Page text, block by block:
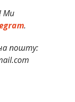
Ми
.
пошту: